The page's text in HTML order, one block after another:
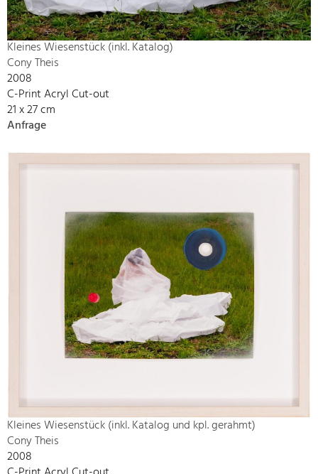
Kleines Wiesenstück (inkl. Katalog)
Cony Theis
2008
C-Print Acryl Cut-out
21 x 27 cm
Anfrage
Kleines Wiesenstück (inkl. Katalog und kpl. gerahmt)
Cony Theis
2008